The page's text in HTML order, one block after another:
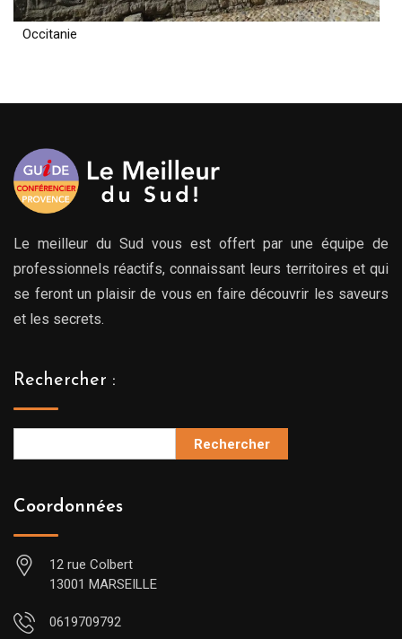
Occitanie
Le meilleur du Sud vous est offert par une équipe de
professionnels réactifs, connaissant leurs territoires et qui
se feront un plaisir de vous en faire découvrir les saveurs
et les secrets.
Rechercher :
Rechercher
Coordonnées
12 rue Colbert
13001 MARSEILLE
0619709792